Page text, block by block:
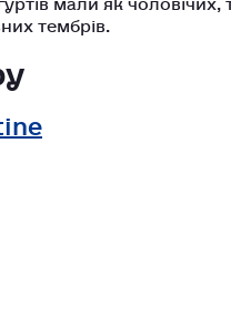
тембрів.